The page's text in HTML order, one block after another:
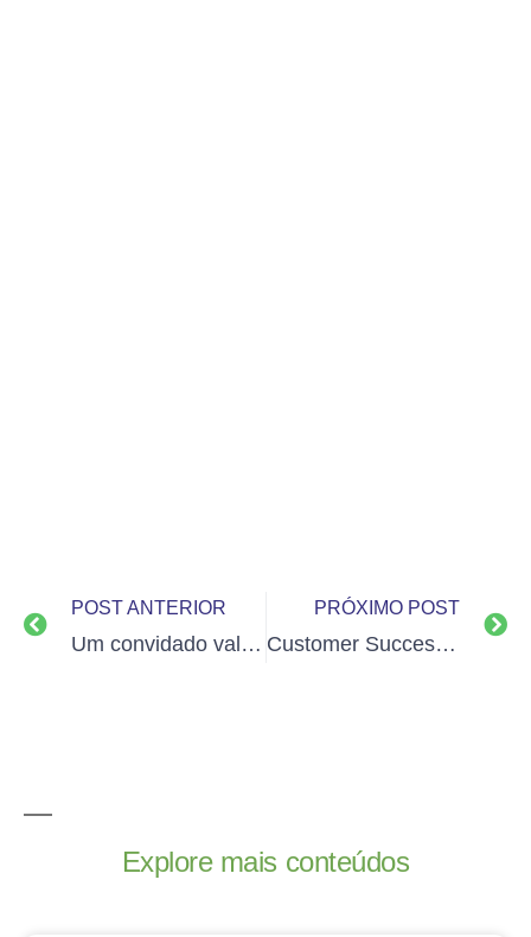
POST ANTERIOR
Um convidado vale mais que mil clientes
PRÓXIMO POST
Customer Success e os 6 itens essenciais na escolha de um fornecedor
Explore mais conteúdos